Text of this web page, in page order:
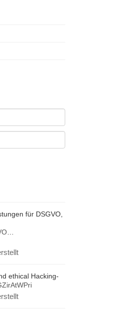
für DSGVO,
…
ethical Hacking-